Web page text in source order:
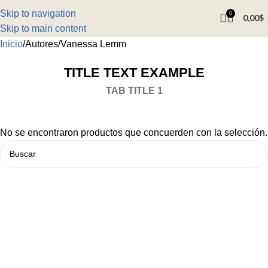
Skip to navigation
Skip to main content
0 0,00$
Inicio Autores Vanessa Lemm
TITLE TEXT EXAMPLE
TAB TITLE 1
No se encontraron productos que concuerden con la selección.